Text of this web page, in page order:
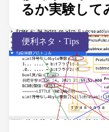
るか実験して
便利ネタ・Tips